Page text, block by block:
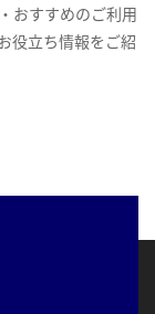
おすすめのご利用
役立ち情報をご紹